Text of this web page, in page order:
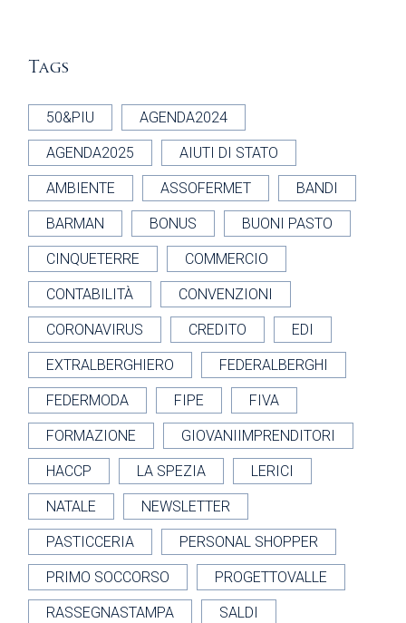
Tags
50&PIU AGENDA2024
AGENDA2025 AIUTI DI STATO
AMBIENTE ASSOFERMET BANDI
BARMAN BONUS BUONI PASTO
CINQUETERRE COMMERCIO
CONTABILITÀ CONVENZIONI
CORONAVIRUS CREDITO EDI
EXTRALBERGHIERO FEDERALBERGHI
FEDERMODA FIPE FIVA
FORMAZIONE GIOVANIIMPRENDITORI
HACCP LA SPEZIA LERICI
NATALE NEWSLETTER
PASTICCERIA PERSONAL SHOPPER
PRIMO SOCCORSO PROGETTOVALLE
RASSEGNASTAMPA SALDI